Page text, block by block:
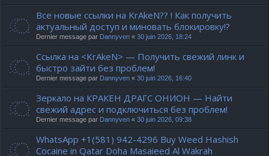
Все новые ссылки на KrAkeN?? ! Как получить
актуальный доступ и миновать блокировку!?
Dernier message par Dannyven « 30 juin 2026, 18:24
Ссылка на <KrAkeN> — Получить свежий линк и
быстро зайти без проблем!
Dernier message par Dannyven « 30 juin 2026, 16:40
Зеркало на КРАКЕН ДРАГС ОНИОН — Найти
свежий адрес и подключиться без проблем!
Dernier message par Dannyven « 30 juin 2026, 09:38
WhatsApp +1(581) 942-4296 Buy Weed Hashish
Cocaine in Qatar Doha Masaieed Al Wakrah